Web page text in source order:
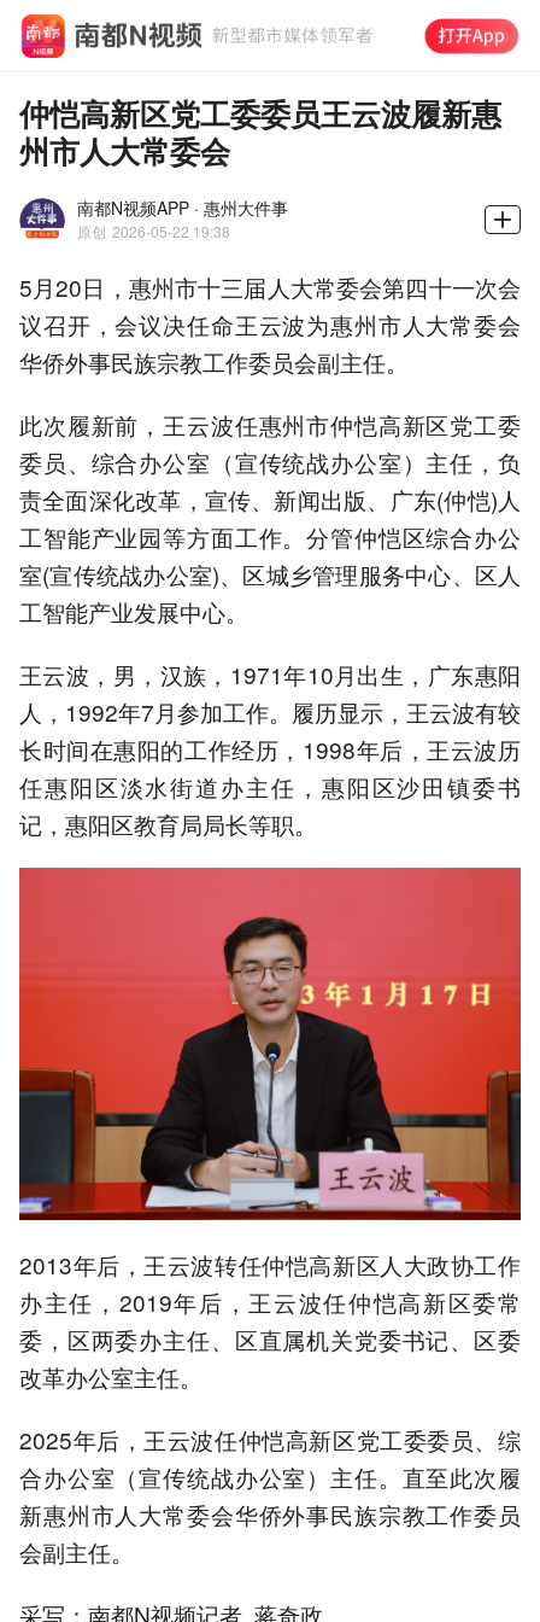
仲恺高新区党工委委员王云波履新惠
州市人大常委会
南都N视频APP · 惠州大件事
原创 2026-05-22 19:38
5月20日，惠州市十三届人大常委会第四十一次会
议召开，会议决任命王云波为惠州市人大常委会
华侨外事民族宗教工作委员会副主任。
此次履新前，王云波任惠州市仲恺高新区党工委
委员、综合办公室（宣传统战办公室）主任，负
责全面深化改革，宣传、新闻出版、广东(仲恺)人
工智能产业园等方面工作。分管仲恺区综合办公
室(宣传统战办公室)、区城乡管理服务中心、区人
工智能产业发展中心。
王云波，男，汉族，1971年10月出生，广东惠阳
人，1992年7月参加工作。履历显示，王云波有较
长时间在惠阳的工作经历，1998年后，王云波历
任惠阳区淡水街道办主任，惠阳区沙田镇委书
记，惠阳区教育局局长等职。
2013年后，王云波转任仲恺高新区人大政协工作
办主任，2019年后，王云波任仲恺高新区委常
委，区两委办主任、区直属机关党委书记、区委
改革办公室主任。
2025年后，王云波任仲恺高新区党工委委员、综
合办公室（宣传统战办公室）主任。直至此次履
新惠州市人大常委会华侨外事民族宗教工作委员
会副主任。
采写：南都N视频记者 蒋奇政